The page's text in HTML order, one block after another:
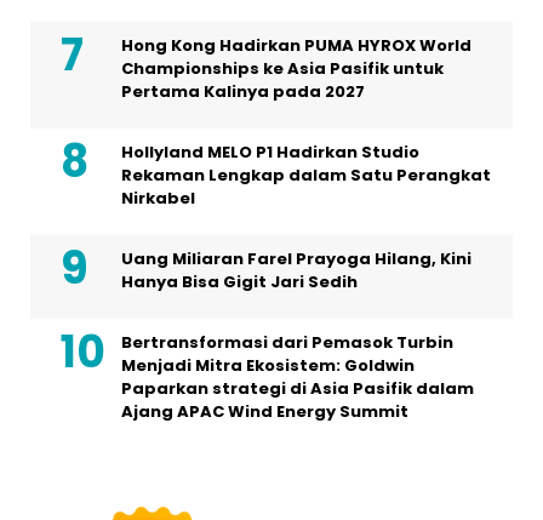
Hong Kong Hadirkan PUMA HYROX World
Championships ke Asia Pasifik untuk
Pertama Kalinya pada 2027
Hollyland MELO P1 Hadirkan Studio
Rekaman Lengkap dalam Satu Perangkat
Nirkabel
Uang Miliaran Farel Prayoga Hilang, Kini
Hanya Bisa Gigit Jari Sedih
Bertransformasi dari Pemasok Turbin
Menjadi Mitra Ekosistem: Goldwin
Paparkan strategi di Asia Pasifik dalam
Ajang APAC Wind Energy Summit